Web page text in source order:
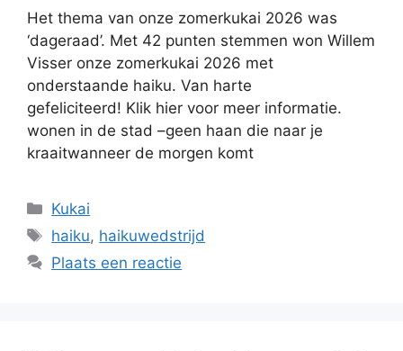
Het thema van onze zomerkukai 2026 was
‘dageraad’. Met 42 punten stemmen won Willem
Visser onze zomerkukai 2026 met
onderstaande haiku. Van harte
gefeliciteerd! Klik hier voor meer informatie.
wonen in de stad –geen haan die naar je
kraaitwanneer de morgen komt
Categorieën
Kukai
Tags
haiku, haikuwedstrijd
Plaats een reactie